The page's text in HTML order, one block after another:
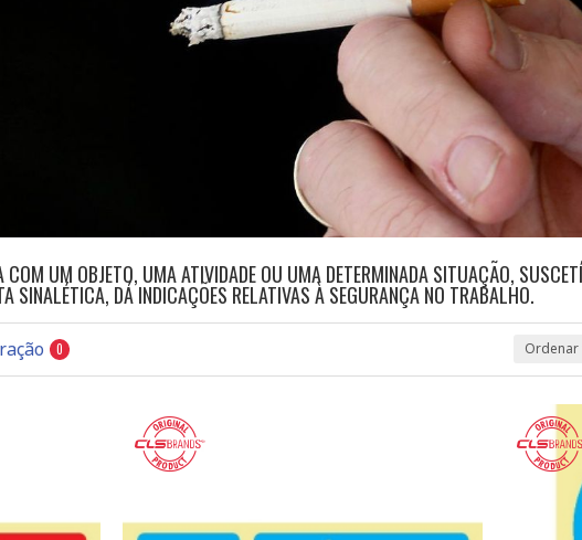
UM OBJETO, UMA ATIVIDADE OU UMA DETERMINADA SITUAÇÃO,
SINALÉTICA, DÁ INDICAÇÕES RELATIVAS À SEGURANÇA NO TRABALHO.
0 Ordenar